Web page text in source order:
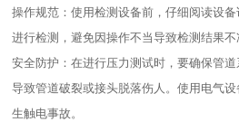
操作规范：使用检测设备前，仔细阅读设
进行检测，避免因操作不当导致检测结果不
安全防护：在进行压力测试时，要确保管
导致管道破裂或接头脱落伤人。使用电气
生触电事故。​